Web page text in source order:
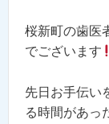
桜新町の歯医
でございます
先日お手伝い
る時間があっ